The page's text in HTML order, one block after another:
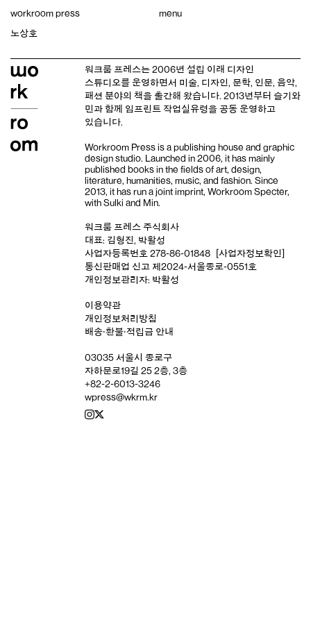
content
workroom press menu
노상호
워크룸 프레스는 2006년 설립 이래 디자인
스튜디오를 운영하면서 미술, 디자인, 문학, 인문, 음악,
패션 분야의 책을 출간해 왔습니다. 2013년부터 슬기와
민과 함께 임프린트 작업실유령을 공동 운영하고
있습니다.
Workroom Press is a publishing house and graphic
design studio. Launched in 2006, it has mainly
published books in the fields of art, design,
literature, humanities, music, and fashion. Since
2013, it has run a joint imprint, Workroom Specter,
with Sulki and Min.
워크룸 프레스 주식회사
대표: 김형진, 박활성
사업자등록번호 278-86-01848
[사업자정보확인]
통신판매업 신고 제2024-서울종로-0551호
개인정보관리자: 박활성
이용약관
개인정보처리방침
배송‧환불‧적립금 안내
03035 서울시 종로구
자하문로19길 25 2층, 3층
+82-2-6013-3246
wpress@wkrm.kr